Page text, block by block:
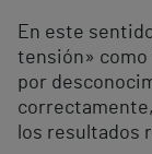
En este
tensión» como
por
los resultados